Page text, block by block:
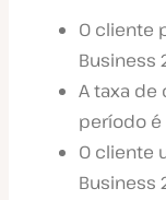
O cliente
Business
A taxa de
período é
O cliente
Business